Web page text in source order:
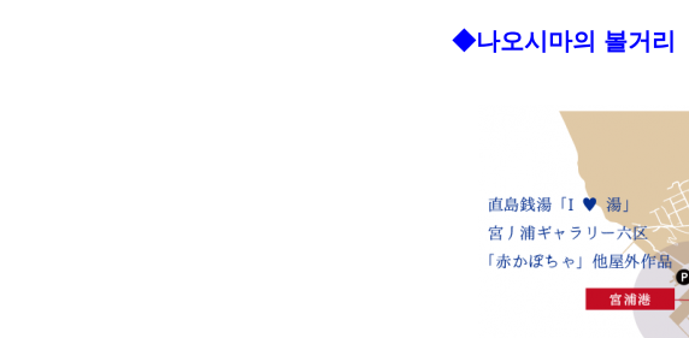
◆나오시마의 볼거리